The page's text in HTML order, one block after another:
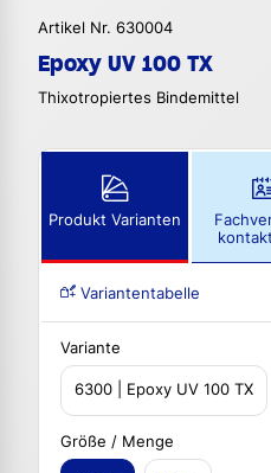
Artikel Nr. 630004
Epoxy UV 100 TX
Thixotropiertes Bindemittel
Produkt Varianten
Variantentabelle
Variante
6300 | Epoxy UV 100 TX
Größe / Menge